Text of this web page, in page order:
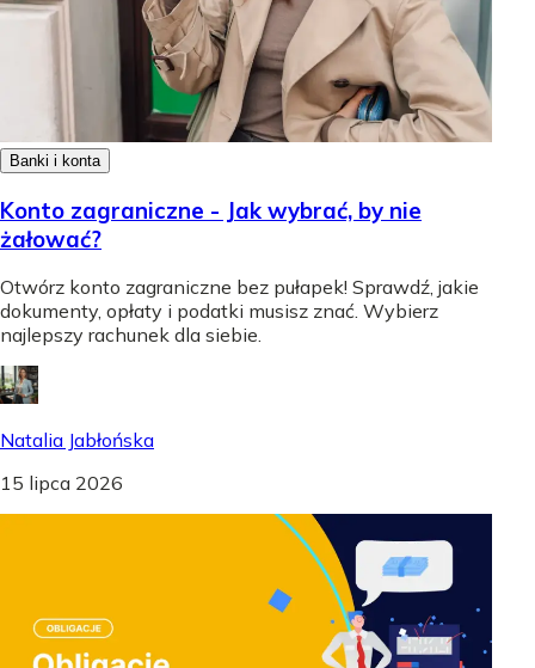
Banki i konta
Konto zagraniczne - Jak wybrać, by nie
żałować?
Otwórz konto zagraniczne bez pułapek! Sprawdź, jakie
dokumenty, opłaty i podatki musisz znać. Wybierz
najlepszy rachunek dla siebie.
Natalia Jabłońska
15 lipca 2026